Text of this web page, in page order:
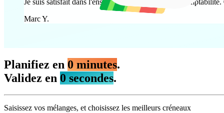
Marc Y.
Planifiez en 0 minutes.
Validez en 0 secondes.
Saisissez vos mélanges, et choisissez les meilleurs créneaux